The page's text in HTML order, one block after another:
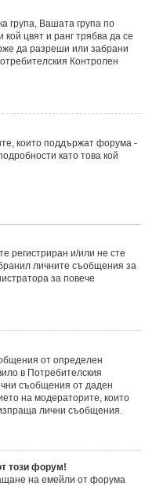
група, Вашата група по
цвят и ранг трябва да се
да разреши или забрани
Контролен
които поддържат форума -
като това кой
регистриран и/или не сте
личните съобщения за
за повече
от определен
в Потребителския
съобщения от даден
на модераторите, които
лични съобщения.
този форум!
на емейли от форума